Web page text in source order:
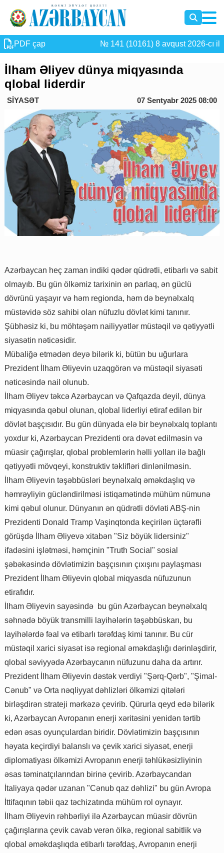
PDF çap № 141 (10161) 8 avqust 2026-cı il
İlham Əliyev dünya miqyasında
qlobal liderdir
SİYASƏT 07 Sentyabr 2025 08:00
Azərbaycan heç zaman indiki qədər qüdrətli, etibarlı və sabit
olmayıb. Bu gün ölkəmiz tarixinin ən parlaq, ən güclü
dövrünü yaşayır və həm regionda, həm də beynəlxalq
müstəvidə söz sahibi olan nüfuzlu dövlət kimi tanınır.
Şübhəsiz ki, bu möhtəşəm nailiyyətlər müstəqil və qətiyyətli
siyasətin nəticəsidir.
Mübaliğə etmədən deyə bilərik ki, bütün bu uğurlara
Prezident İlham Əliyevin uzaqgörən və müstəqil siyasəti
nəticəsində nail olunub.
İlham Əliyev təkcə Azərbaycan və Qafqazda deyil, dünya
miqyasında qəbul olunan, qlobal liderliyi etiraf edilən bir
dövlət başçısıdır. Bu gün dünyada elə bir beynəlxalq toplantı
yoxdur ki, Azərbaycan Prezidenti ora dəvət edilməsin və
müasir çağırışlar, qlobal problemlərin həlli yolları ilə bağlı
qətiyyətli mövqeyi, konstruktiv təklifləri dinlənilməsin.
İlham Əliyevin təşəbbüsləri beynəlxalq əməkdaşlıq və
həmrəyliyin gücləndirilməsi istiqamətində mühüm nümunə
kimi qəbul olunur. Dünyanın ən qüdrətli dövləti ABŞ-nin
Prezidenti Donald Tramp Vaşinqtonda keçirilən üçtərəfli
görüşdə İlham Əliyevə xitabən "Siz böyük lidersiniz"
ifadəsini işlətməsi, həmçinin "Truth Social" sosial
şəbəkəsində dövlətimizin başçısının çıxışını paylaşması
Prezident İlham Əliyevin qlobal miqyasda nüfuzunun
etirafıdır.
İlham Əliyevin sayəsində bu gün Azərbaycan beynəlxalq
səhnədə böyük transmilli layihələrin təşəbbüskarı, bu
layihələrdə fəal və etibarlı tərəfdaş kimi tanınır. Bu cür
müstəqil xarici siyasət isə regional əməkdaşlığı dərinləşdirir,
qlobal səviyyədə Azərbaycanın nüfuzunu daha da artırır.
Prezident İlham Əliyevin dəstək verdiyi "Şərq-Qərb", "Şimal-
Cənub" və Orta nəqliyyat dəhlizləri ölkəmizi qitələri
birləşdirən strateji mərkəzə çevirib. Qürurla qeyd edə bilərik
ki, Azərbaycan Avropanın enerji xəritəsini yenidən tərtib
edən əsas oyunçulardan biridir. Dövlətimizin başçısının
həyata keçirdiyi balanslı və çevik xarici siyasət, enerji
diplomatiyası ölkəmizi Avropanın enerji təhlükəsizliyinin
əsas təminatçılarından birinə çevirib. Azərbaycandan
İtaliyaya qədər uzanan "Cənub qaz dəhlizi" bu gün Avropa
İttifaqının təbii qaz təchizatında mühüm rol oynayır.
İlham Əliyevin rəhbərliyi ilə Azərbaycan müasir dövrün
çağırışlarına çevik cavab verən ölkə, regional sabitlik və
qlobal əməkdaşlıqda etibarlı tərəfdaş, Avropanın enerji